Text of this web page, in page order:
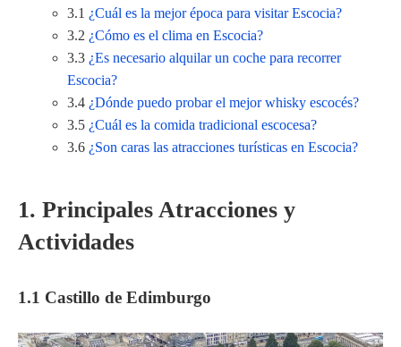
3.1 ¿Cuál es la mejor época para visitar Escocia?
3.2 ¿Cómo es el clima en Escocia?
3.3 ¿Es necesario alquilar un coche para recorrer
Escocia?
3.4 ¿Dónde puedo probar el mejor whisky escocés?
3.5 ¿Cuál es la comida tradicional escocesa?
3.6 ¿Son caras las atracciones turísticas en Escocia?
1. Principales Atracciones y
Actividades
1.1 Castillo de Edimburgo